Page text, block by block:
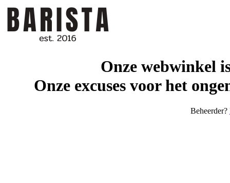
Onze webwinkel
Onze excuses voor het
Beheerder?